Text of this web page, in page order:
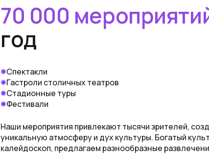
70 000
год
Спектакли
Гастроли столичных театров
Стадионные туры
Фестивали
Наши мероприятия привлекают тысячи зрителей,
уникальную атмосферу и дух культуры. Богатый
калейдоскоп, предлагаем разнообразные